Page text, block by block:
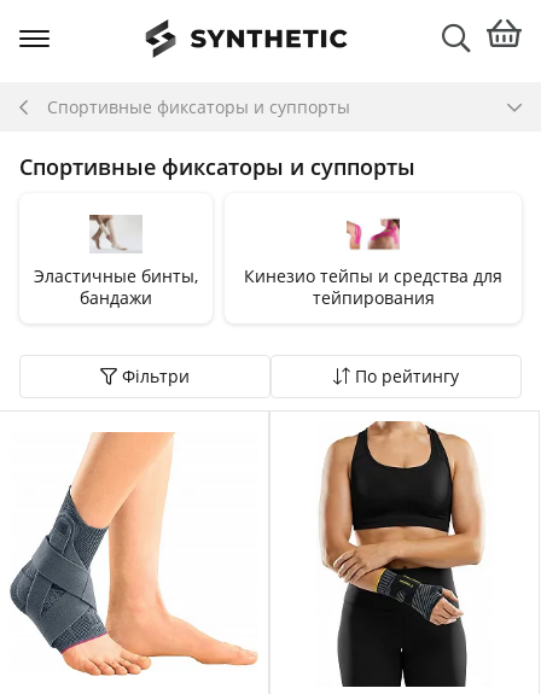
Спортивные фиксаторы и суппорты
Спортивные фиксаторы и суппорты
Эластичные бинты,
бандажи
Кинезио тейпы и средства для
тейпирования
Фільтри По рейтингу